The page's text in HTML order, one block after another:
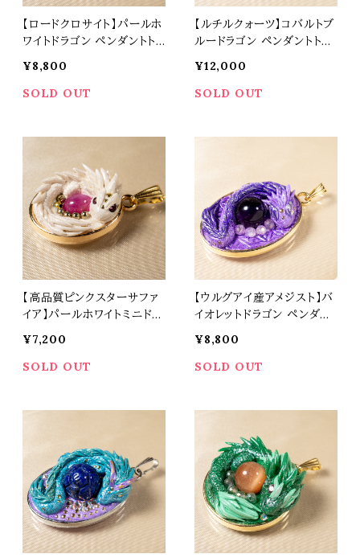
【ロードクロサイト】パールホ
ワイトドラゴン ペンダントトッ
天然石 パワーストーン t05
30
¥8,800
SOLD OUT
【ルチルクォーツ】コバルトブ
ルードラゴン ペンダントトッ
天然石 パワーストーン t05
31
¥12,000
SOLD OUT
【高品質ピンクスターサファ
イア】パールホワイトミニドラ
ナルアクセサリー 天然石 パ
ワーストーン t0535
¥7,200
SOLD OUT
【ウルグアイ産アメジスト】バ
イオレットドラゴン ペンダン
リー 天然石 パワーストーン
t0532
¥8,800
SOLD OUT